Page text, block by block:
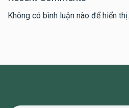
Không có bình luận nào để hiển thị.